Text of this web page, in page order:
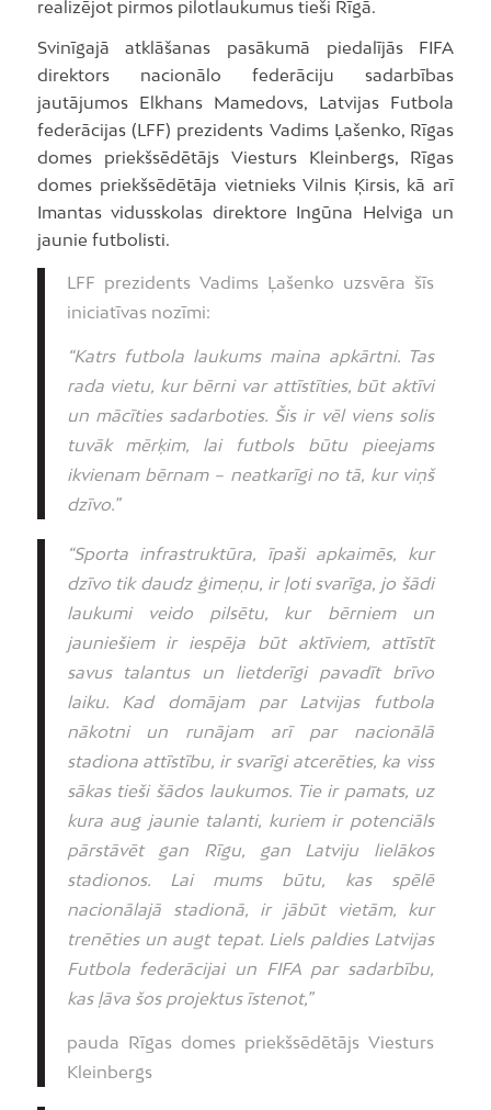
realizējot pirmos pilotlaukumus tieši Rīgā.
Svinīgajā atklāšanas pasākumā piedalījās FIFA
direktors nacionālo federāciju sadarbības
jautājumos Elkhans Mamedovs, Latvijas Futbola
federācijas (LFF) prezidents Vadims Ļašenko, Rīgas
domes priekšsēdētājs Viesturs Kleinbergs, Rīgas
domes priekšsēdētāja vietnieks Vilnis Ķirsis, kā arī
Imantas vidusskolas direktore Ingūna Helviga un
jaunie futbolisti.
LFF prezidents Vadims Ļašenko uzsvēra šīs
iniciatīvas nozīmi:
“Katrs futbola laukums maina apkārtni. Tas
rada vietu, kur bērni var attīstīties, būt aktīvi
un mācīties sadarboties. Šis ir vēl viens solis
tuvāk mērķim, lai futbols būtu pieejams
ikvienam bērnam – neatkarīgi no tā, kur viņš
dzīvo.”
“Sporta infrastruktūra, īpaši apkaimēs, kur
dzīvo tik daudz ģimeņu, ir ļoti svarīga, jo šādi
laukumi veido pilsētu, kur bērniem un
jauniešiem ir iespēja būt aktīviem, attīstīt
savus talantus un lietderīgi pavadīt brīvo
laiku. Kad domājam par Latvijas futbola
nākotni un runājam arī par nacionālā
stadiona attīstību, ir svarīgi atcerēties, ka viss
sākas tieši šādos laukumos. Tie ir pamats, uz
kura aug jaunie talanti, kuriem ir potenciāls
pārstāvēt gan Rīgu, gan Latviju lielākos
stadionos. Lai mums būtu, kas spēlē
nacionālajā stadionā, ir jābūt vietām, kur
trenēties un augt tepat. Liels paldies Latvijas
Futbola federācijai un FIFA par sadarbību,
kas ļāva šos projektus īstenot,”
pauda Rīgas domes priekšsēdētājs Viesturs
Kleinbergs